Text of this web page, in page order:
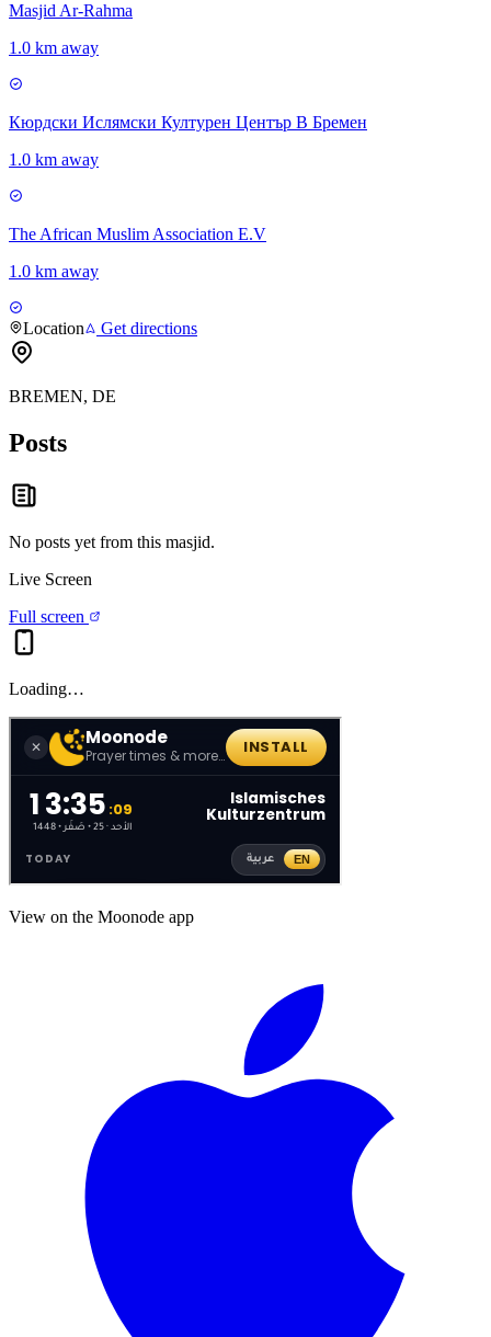
Masjid Ar-Rahma
1.0 km away
Кюрдски Ислямски Културен Център В Бремен
1.0 km away
The African Muslim Association E.V
1.0 km away
Location Get directions
BREMEN, DE
Posts
No posts yet from this masjid.
Live Screen
Full screen
Loading…
View on the Moonode app